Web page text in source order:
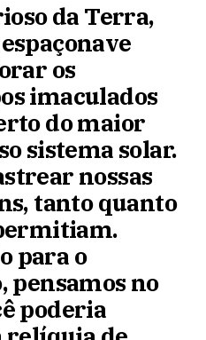
da Terra,
os
imaculados
do maior
sistema solar.
nossas
tanto quanto
para o
pensamos no
poderia